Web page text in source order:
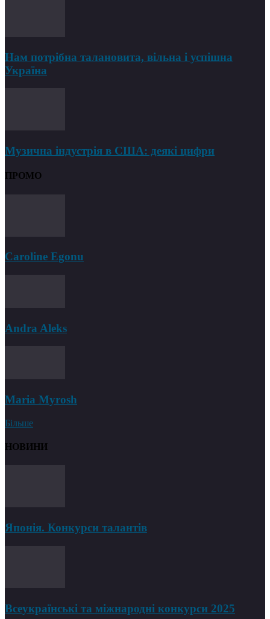
Нам потрібна талановита, вільна і успішна
Україна
Музична індустрія в США: деякі цифри
ПРОМО
Caroline Egonu
Andra Aleks
Maria Myrosh
Більше
НОВИНИ
Японія. Конкурси талантів
Всеукраїнські та міжнародні конкурси 2025